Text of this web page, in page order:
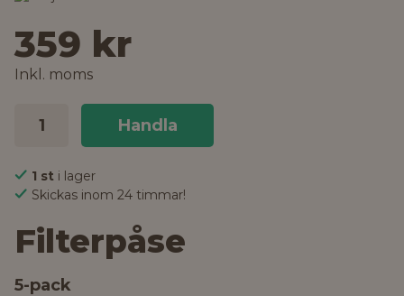
359 kr
Inkl. moms
Handla
1 st i lager
Skickas inom 24 timmar!
Filterpåse
5-pack